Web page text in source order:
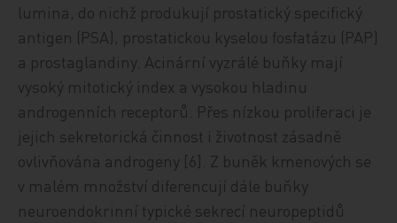
lumina, do nichž produkují prostatický specifický
antigen (PSA), prostatickou kyselou fosfatázu (PAP)
a prostaglandiny. Acinární vyzrálé buňky mají
vysoký mitotický index a vysokou hladinu
androgenních receptorů. Přes nízkou proliferaci je
jejich sekretorická činnost i životnost zásadně
ovlivňována androgeny [6]. Z buněk kmenových se
v malém množství diferencují dále buňky
neuroendokrinní typické sekrecí neuropeptidů